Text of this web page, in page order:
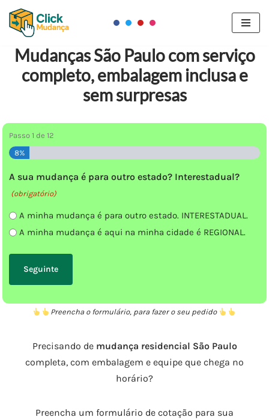
Pular
para
conteúdo
Mudanças São Paulo com serviço
completo, embalagem inclusa e
sem surpresas
Passo1 de12
8%
A sua mudança é para outro estado? Interestadual?
(obrigatório)
A minha mudança é para outro estado. INTERESTADUAL.
A minha mudança é aqui na minha cidade é REGIONAL.
Preencha o formulário, para fazer o seu pedido
Precisando de mudança residencial São Paulo
completa, com embalagem e equipe que chega no
horário?
Preencha um formulário de cotação para sua